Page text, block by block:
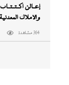
إعــالن
والأملاك المعدنية
364 مشاهدة